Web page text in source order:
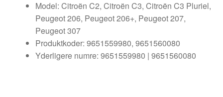
Model: Citroën C2, Citroën C3, Citroën C3 Pluriel,
Peugeot 206, Peugeot 206+, Peugeot 207,
Peugeot 307
Produktkoder: 9651559980, 9651560080
Yderligere numre: 9651559980 | 9651560080